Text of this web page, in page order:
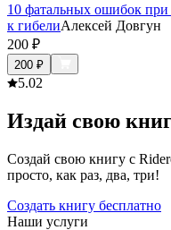
10 фатальных ошибок
к гибелиАлексей Довгун
200 ₽
200 ₽
5.02
Издай свою
Создай свою книгу с
просто, как раз, два, три!
Создать книгу бесплатно
Наши услуги